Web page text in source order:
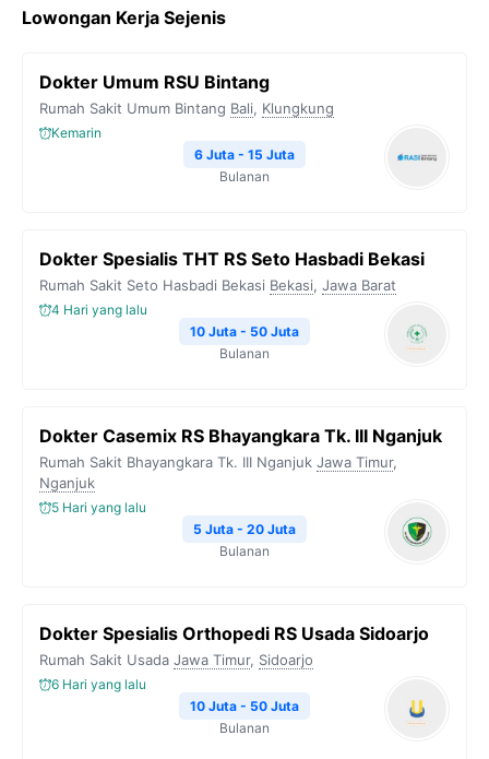
Lowongan Kerja Sejenis
Dokter Umum RSU Bintang
Rumah Sakit Umum Bintang Bali, Klungkung
Kemarin
6 Juta - 15 Juta
Bulanan
Dokter Spesialis THT RS Seto Hasbadi Bekasi
Rumah Sakit Seto Hasbadi Bekasi Bekasi, Jawa Barat
4 Hari yang lalu
10 Juta - 50 Juta
Bulanan
Dokter Casemix RS Bhayangkara Tk. III Nganjuk
Rumah Sakit Bhayangkara Tk. III Nganjuk Jawa Timur,
Nganjuk
5 Hari yang lalu
5 Juta - 20 Juta
Bulanan
Dokter Spesialis Orthopedi RS Usada Sidoarjo
Rumah Sakit Usada Jawa Timur, Sidoarjo
6 Hari yang lalu
10 Juta - 50 Juta
Bulanan